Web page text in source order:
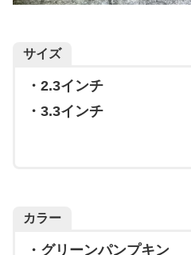
サイズ
・2.3インチ
・3.3インチ
カラー
・グリーンパンプキン